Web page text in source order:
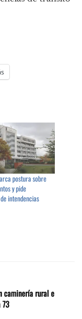
postura sobre
y pide
intendencias
caminería rural e